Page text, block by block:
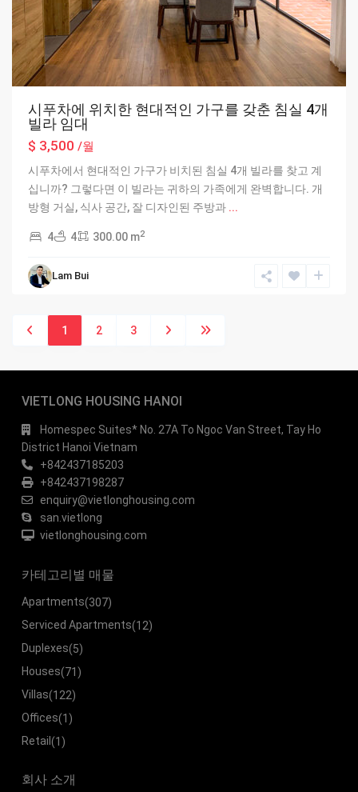
시푸차에 위치한 현대적인 가구를 갖춘 침실 4개
빌라 임대
$ 3,500 /월
시푸차에서 현대적인 가구가 비치된 침실 4개 빌라를 찾고 계
십니까? 그렇다면 이 빌라는 귀하의 가족에게 완벽합니다. 개
방형 거실, 식사 공간, 잘 디자인된 주방과 ...
4 4 300.00 m2
Lam Bui
1 2 3
VIETLONG HOUSING HANOI
Homespec Suites* No. 27A To Ngoc Van Street, Tay Ho
District Hanoi Vietnam
+842437185203
+842437198287
enquiry@vietlonghousing.com
san.vietlong
vietlonghousing.com
카테고리별 매물
Apartments(307)
Serviced Apartments(12)
Duplexes(5)
Houses(71)
Villas(122)
Offices(1)
Retail (1)
회사 소개